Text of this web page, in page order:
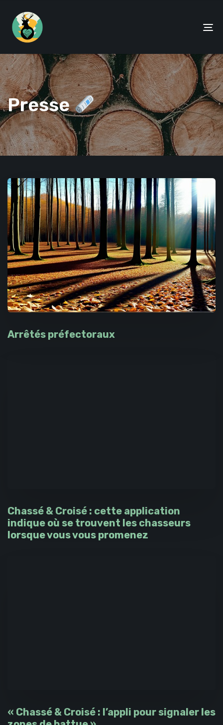
Presse
Arrêtés préfectoraux
Chassé & Croisé : cette application
indique où se trouvent les chasseurs
lorsque vous vous promenez
« Chassé & Croisé : l’appli pour signaler les